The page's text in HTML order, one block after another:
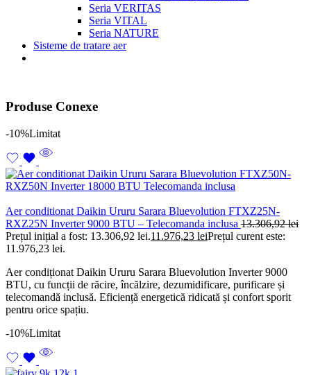
Seria VERITAS
Seria VITAL
Seria NATURE
Sisteme de tratare aer
Produse Conexe
-10%Limitat
Aer conditionat Daikin Ururu Sarara Bluevolution FTXZ25N-
RXZ25N Inverter 9000 BTU – Telecomanda inclusa 13.306,92lei
Prețul inițial a fost: 13.306,92 lei.11.976,23 leiPrețul curent este:
11.976,23 lei.
Aer condiționat Daikin Ururu Sarara Bluevolution Inverter 9000
BTU, cu funcții de răcire, încălzire, dezumidificare, purificare și
telecomandă inclusă. Eficiență energetică ridicată și confort sporit
pentru orice spațiu.
-10%Limitat